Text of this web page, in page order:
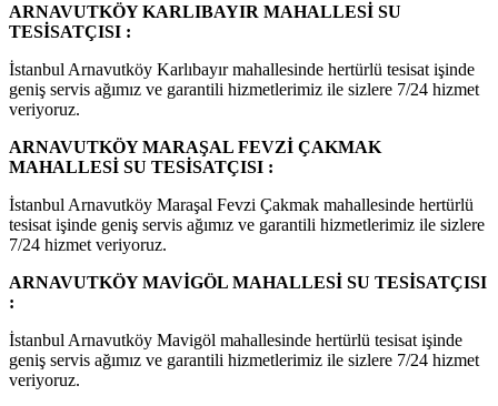
ARNAVUTKÖY KARLIBAYIR MAHALLESİ SU
TESİSATÇISI :
İstanbul Arnavutköy Karlıbayır mahallesinde hertürlü tesisat işinde
geniş servis ağımız ve garantili hizmetlerimiz ile sizlere 7/24 hizmet
veriyoruz.
ARNAVUTKÖY MARAŞAL FEVZİ ÇAKMAK
MAHALLESİ SU TESİSATÇISI :
İstanbul Arnavutköy Maraşal Fevzi Çakmak mahallesinde hertürlü
tesisat işinde geniş servis ağımız ve garantili hizmetlerimiz ile sizlere
7/24 hizmet veriyoruz.
ARNAVUTKÖY MAVİGÖL MAHALLESİ SU TESİSATÇISI
:
İstanbul Arnavutköy Mavigöl mahallesinde hertürlü tesisat işinde
geniş servis ağımız ve garantili hizmetlerimiz ile sizlere 7/24 hizmet
veriyoruz.